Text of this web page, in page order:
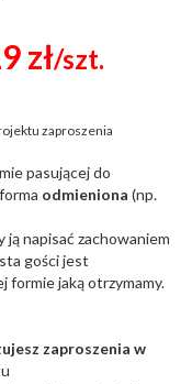
zł/szt.
zaproszenia
pasującej do
odmieniona (np.
ją napisać zachowaniem
gości jest
formie jaką otrzymamy.
zaproszenia w